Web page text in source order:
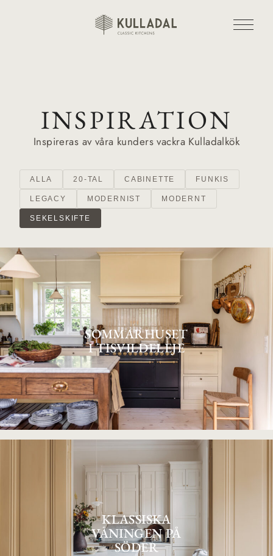
INSPIRATION
Inspireras av våra kunders vackra Kulladalkök
ALLA 20-TAL CABINETTE FUNKIS
LEGACY MODERNIST MODERNT
SEKELSKIFTE
SOMMARHUSET
I TISVILDELEJE
KLASSISKA
VÅNINGEN PÅ
SÖDER